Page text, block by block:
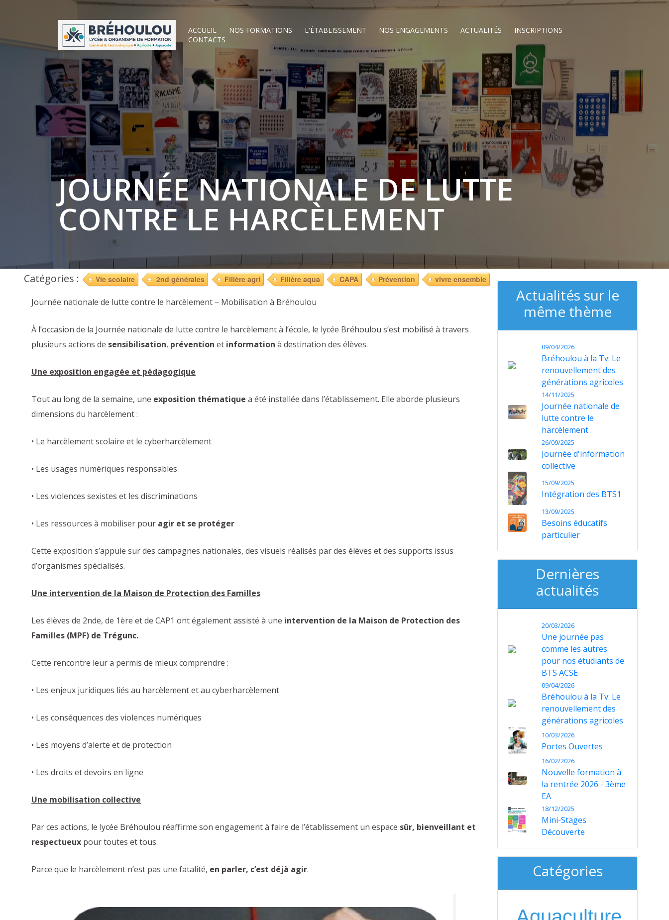
ACCUEIL NOS FORMATIONS L'ÉTABLISSEMENT NOS ENGAGEMENTS ACTUALITÉS
INSCRIPTIONS
CONTACTS
JOURNÉE NATIONALE DE LUTTE
CONTRE LE HARCÈLEMENT
Catégories : Vie scolaire 2nd générales Filière agri Filière aqua CAPA Prévention vivre ensemble
Journée nationale de lutte contre le harcèlement – Mobilisation à Bréhoulou
À l’occasion de la Journée nationale de lutte contre le harcèlement à l’école, le lycée Bréhoulou s’est mobilisé à travers
plusieurs actions de sensibilisation, prévention et information à destination des élèves.
Une exposition engagée et pédagogique
Tout au long de la semaine, une exposition thématique a été installée dans l’établissement. Elle aborde plusieurs
dimensions du harcèlement :
• Le harcèlement scolaire et le cyberharcèlement
• Les usages numériques responsables
• Les violences sexistes et les discriminations
• Les ressources à mobiliser pour agir et se protéger
Cette exposition s’appuie sur des campagnes nationales, des visuels réalisés par des élèves et des supports issus
d’organismes spécialisés.
Une intervention de la Maison de Protection des Familles
Les élèves de 2nde, de 1ère et de CAP1 ont également assisté à une intervention de la Maison de Protection des
Familles (MPF) de Trégunc.
Cette rencontre leur a permis de mieux comprendre :
• Les enjeux juridiques liés au harcèlement et au cyberharcèlement
• Les conséquences des violences numériques
• Les moyens d’alerte et de protection
• Les droits et devoirs en ligne
Une mobilisation collective
Par ces actions, le lycée Bréhoulou réaffirme son engagement à faire de l’établissement un espace sûr, bienveillant et
respectueux pour toutes et tous.
Parce que le harcèlement n’est pas une fatalité, en parler, c’est déjà agir.
Actualités sur le
même thème
09/04/2026
Bréhoulou à la Tv: Le
renouvellement des
générations agricoles
14/11/2025
Journée nationale de
lutte contre le
harcèlement
26/09/2025
Journée d'information
collective
15/09/2025
Intégration des BTS1
13/09/2025
Besoins éducatifs
particulier
Dernières
actualités
20/03/2026
Une journée pas
comme les autres
pour nos étudiants de
BTS ACSE
09/04/2026
Bréhoulou à la Tv: Le
renouvellement des
générations agricoles
10/03/2026
Portes Ouvertes
16/02/2026
Nouvelle formation à
la rentrée 2026 - 3ème
EA
18/12/2025
Mini-Stages
Découverte
Catégories